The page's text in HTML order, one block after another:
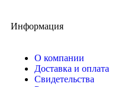
Информация
О компании
Доставка и оплата
Свидетельства